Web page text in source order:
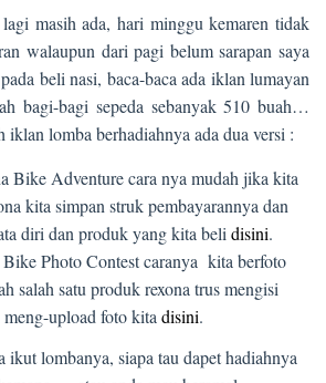
masih ada, hari minggu kemaren tidak
walaupun dari pagi belum sarapan saya
beli nasi, baca-baca ada iklan lumayan
bagi-bagi sepeda sebanyak 510 buah…
lomba berhadiahnya ada dua versi :
Bike Adventure cara nya mudah jika kita
kita simpan struk pembayarannya dan
diri dan produk yang kita beli disini.
Photo Contest caranya kita berfoto
salah satu produk rexona trus mengisi
upload foto kita disini.
ikut lombanya, siapa tau dapet hadiahnya